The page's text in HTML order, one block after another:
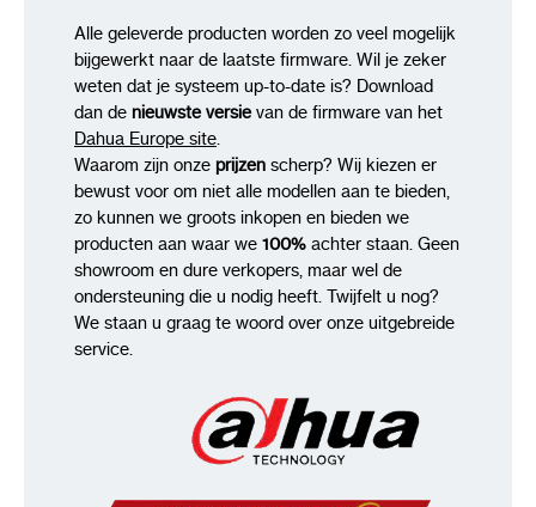
Alle geleverde producten worden zo veel mogelijk
bijgewerkt naar de laatste firmware. Wil je zeker
weten dat je systeem up-to-date is? Download
dan de nieuwste versievan de firmware van het
Dahua Europe site.
Waarom zijn onze prijzen scherp? Wij kiezen er
bewust voor om niet alle modellen aan te bieden,
zo kunnen we groots inkopen en bieden we
producten aan waar we 100% achter staan. Geen
showroom en dure verkopers, maar wel de
ondersteuning die u nodig heeft. Twijfelt u nog?
We staan u graag te woord over onze uitgebreide
service.